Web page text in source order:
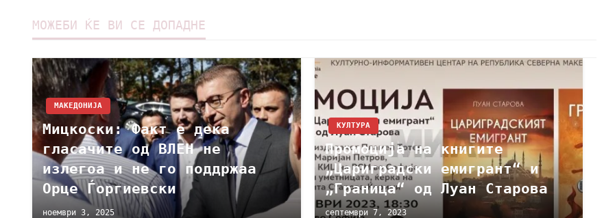
МОЖЕБИ ЌЕ ВИ СЕ ДОПАДНЕ
МАКЕДОНИЈА
Мицкоски: Факт е дека
гласачите од ВЛЕН не
излегоа и не го поддржаа
Орце Ѓоргиевски
ноември 3, 2025
КУЛТУРА
Промоција на книгите
„Цариградски емигрант“ и
„Граница“ од Луан Старова
септември 7, 2023